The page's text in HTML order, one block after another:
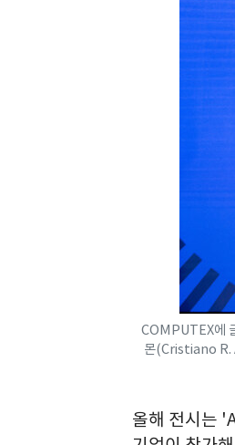
COMPUTEX에
몬(Cristiano R.
올해 전시는